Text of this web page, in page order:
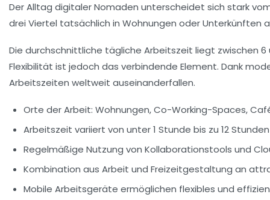
Der Alltag digitaler Nomaden unterscheidet sich stark
drei Viertel tatsächlich in Wohnungen oder
Die durchschnittliche tägliche Arbeitszeit liegt zwischen
Flexibilität ist jedoch das verbindende Element. Dank
Arbeitszeiten weltweit auseinanderfallen.
Orte der Arbeit: Wohnungen, Co-Working-Spaces,
Arbeitszeit variiert von unter 1 Stunde bis zu 12
Regelmäßige Nutzung von Kollaborationstools und
Kombination aus Arbeit und Freizeitgestaltung an
Mobile Arbeitsgeräte ermöglichen flexibles und